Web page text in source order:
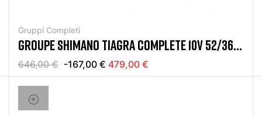
Gruppi Completi
GROUPE SHIMANO TIAGRA COMPLETE 10V 52/36
11/32
646,00 € -167,00 € 479,00 €